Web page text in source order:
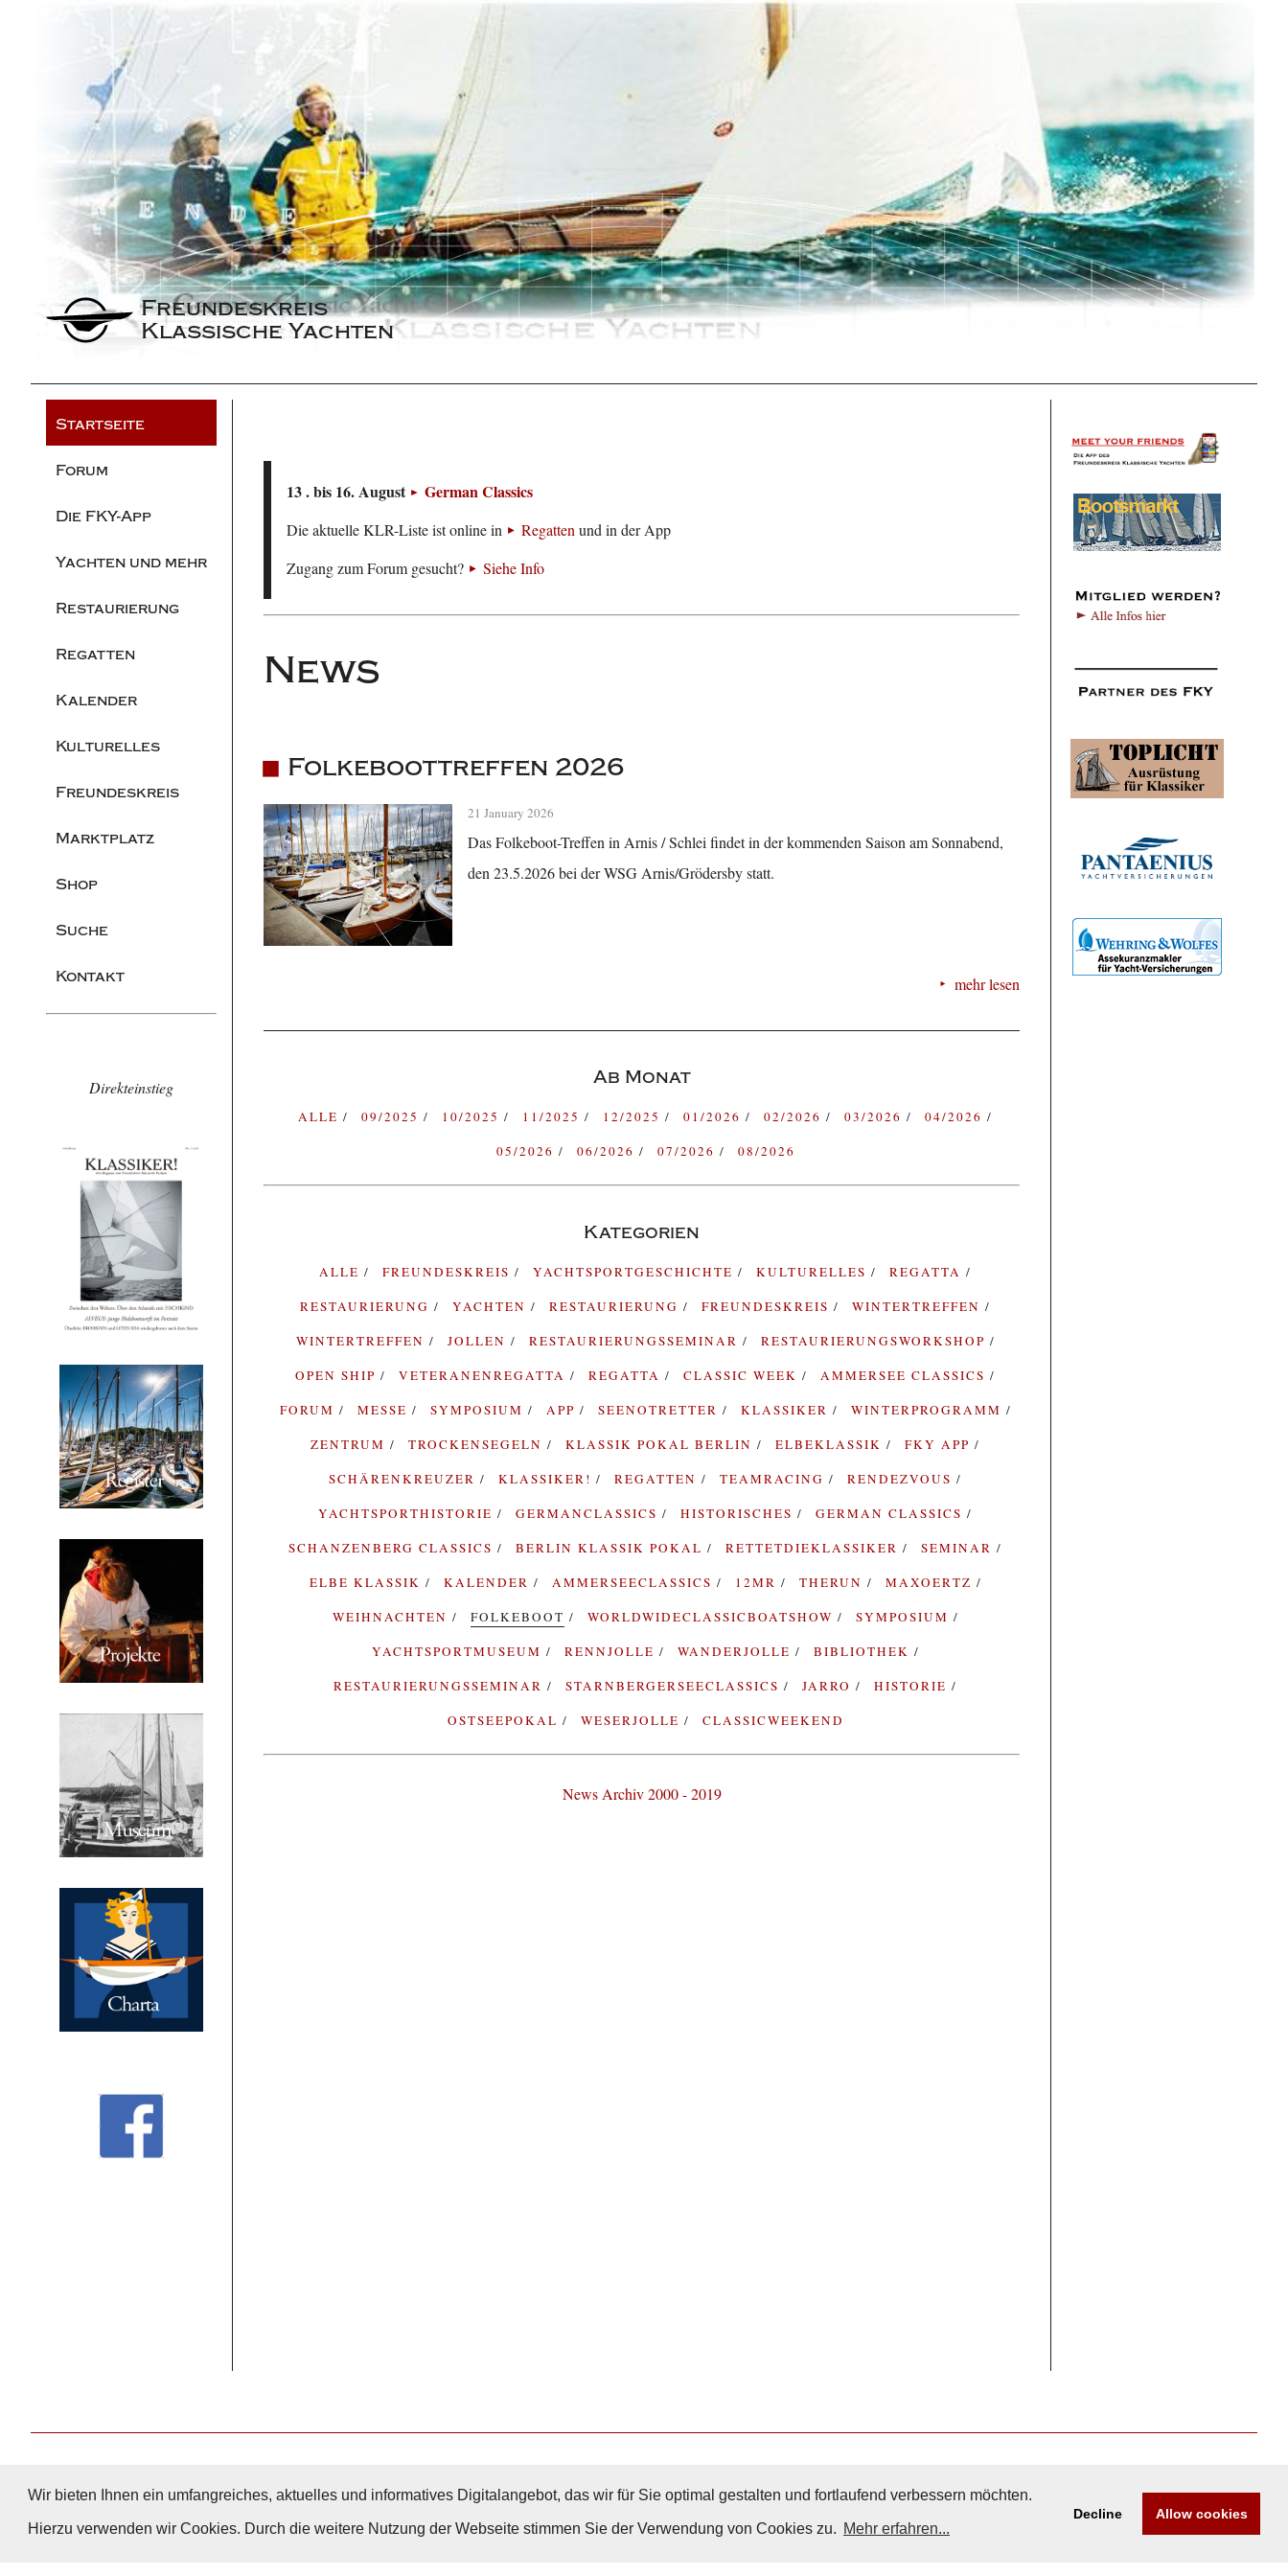
Wir bieten Ihnen ein umfangreiches, aktuelles und informatives Digitalangebot, das wir für Sie optimal gestalten und fortlaufend verbessern möchten.
Hierzu verwenden wir Cookies. Durch die weitere Nutzung der Webseite stimmen Sie der Verwendung von Cookies zu. Mehr erfahren...
Decline Allow cookies
Freundeskreis
Klassische Yachten
Startseite
Forum
Die FKY-App
Yachten und mehr
Restaurierung
Regatten
Kalender
Kulturelles
Freundeskreis
Marktplatz
Shop
Suche
Kontakt
Direkteinstieg
13 . bis 16. August German Classics
Die aktuelle KLR-Liste ist online in Regattenund in der App
Zugang zum Forum gesucht?
Siehe Info
News
Folkeboottreffen 2026
21 January 2026
Das Folkeboot-Treffen in Arnis / Schlei findet in der kommenden Saison am Sonnabend,
den 23.5.2026 bei der WSG Arnis/Grödersby statt.
mehr lesen
Ab Monat
ALLE 09/2025 10/2025 11/2025 12/2025 01/2026 02/2026 03/2026
04/2026
05/2026
06/2026 07/2026 08/2026
Kategorien
ALLE FREUNDESKREIS YACHTSPORTGESCHICHTE KULTURELLES
REGATTA
RESTAURIERUNG
YACHTEN RESTAURIERUNG FREUNDESKREIS
WINTERTREFFEN
WINTERTREFFEN
JOLLEN RESTAURIERUNGSSEMINAR
RESTAURIERUNGSWORKSHOP
OPEN SHIP
VETERANENREGATTA REGATTA CLASSIC WEEK
AMMERSEE CLASSICS
FORUM
MESSE SYMPOSIUM APP SEENOTRETTER KLASSIKER
WINTERPROGRAMM
ZENTRUM
TROCKENSEGELN KLASSIK POKAL BERLIN ELBEKLASSIK
FKY APP
SCHÄRENKREUZER
KLASSIKER! REGATTEN TEAMRACING
RENDEZVOUS
YACHTSPORTHISTORIE
GERMANCLASSICS HISTORISCHES
GERMAN CLASSICS
SCHANZENBERG CLASSICS
BERLIN KLASSIK POKAL RETTETDIEKLASSIKER
SEMINAR
ELBE KLASSIK
KALENDER AMMERSEECLASSICS 12MR THERUN
MAXOERTZ
WEIHNACHTEN
FOLKEBOOT WORLDWIDECLASSICBOATSHOW
SYMPOSIUM
YACHTSPORTMUSEUM
RENNJOLLE WANDERJOLLE
BIBLIOTHEK
RESTAURIERUNGSSEMINAR
STARNBERGERSEECLASSICS JARRO
HISTORIE
OSTSEEPOKAL
WESERJOLLE CLASSICWEEKEND
News Archiv 2000 - 2019
Nach Oben